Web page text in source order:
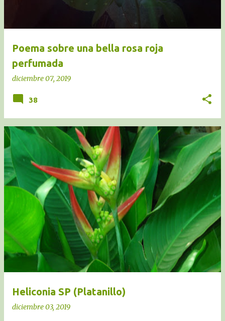
Poema sobre una bella rosa roja
perfumada
diciembre 07, 2019
38
Heliconia SP (Platanillo)
diciembre 03, 2019